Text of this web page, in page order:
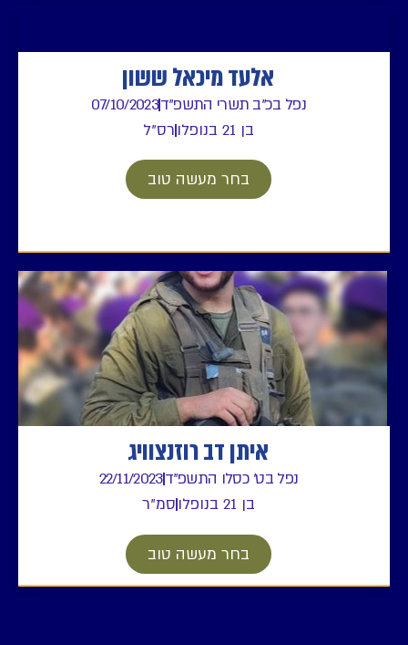
אלעד מיכאל ששון
נפל בכ"ב תשרי התשפ"ד07/10/2023
בן 21 בנופלו
רס"ל
בחר מעשה טוב
איתן דב רוזנצוויג
נפל בט' כסלו התשפ"ד22/11/2023
בן 21 בנופלו
סמ"ר
בחר מעשה טוב